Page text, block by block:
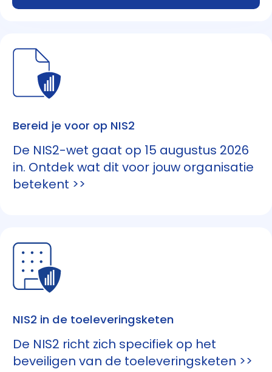
Bereid je voor op NIS2
De NIS2-wet gaat op 15 augustus 2026
in. Ontdek wat dit voor jouw organisatie
betekent >>
NIS2 in de toeleveringsketen
De NIS2 richt zich specifiek op het
beveiligen van de toeleveringsketen >>